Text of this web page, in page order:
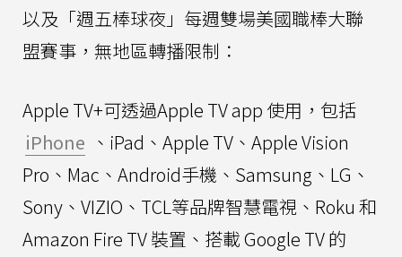
以及「週五棒球夜」每週雙場美國職棒大聯
盟賽事，無地區轉播限制：
Apple TV+可透過Apple TV app 使用，包括
iPhone 、iPad、Apple TV、Apple Vision
Pro、Mac、Android手機、Samsung、LG、
Sony、VIZIO、TCL等品牌智慧電視、Roku 和
Amazon Fire TV 裝置、搭載 Google TV 的